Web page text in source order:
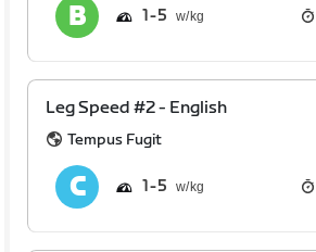
1 5
Leg Speed #2 - English
Tempus Fugit
1 5